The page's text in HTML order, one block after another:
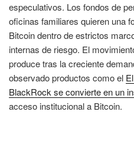
especulativos. Los fondos de
oficinas familiares quieren una
Bitcoin dentro de estrictos
internas de riesgo. El
produce tras la creciente
observado productos como el
BlackRock se convierte en un
acceso institucional a Bitcoin.